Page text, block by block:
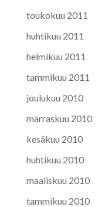
toukokuu 2011
huhtikuu 2011
helmikuu 2011
tammikuu 2011
joulukuu 2010
marraskuu 2010
kesäkuu 2010
huhtikuu 2010
maaliskuu 2010
tammikuu 2010